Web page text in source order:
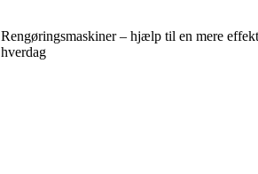
Rengøringsmaskiner – hjælp til en mere
hverdag